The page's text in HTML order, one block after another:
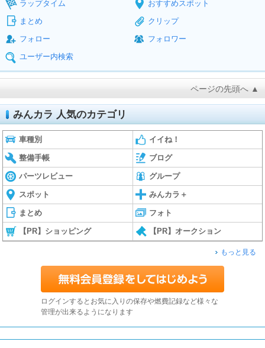
ラップタイム
おすすめスポット
まとめ
クリップ
フォロー
フォロワー
ユーザー内検索
ページの先頭へ ▲
みんカラ 人気のカテゴリ
車種別 イイね！
整備手帳 ブログ
パーツレビュー グループ
スポット みんカラ＋
まとめ フォト
【PR】ショッピング 【PR】オークション
もっと見る
ログインするとお気に入りの保存や燃費記録など様々な
管理が出来るようになります